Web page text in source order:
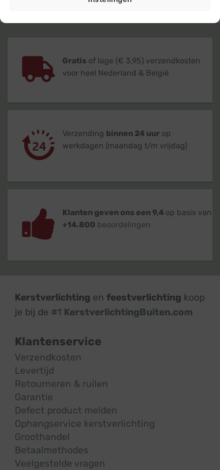
Gratis of lage (€ 3,95) verzendkosten
voor heel Nederland & België
Verzending binnen 24 uur op
werkdagen (maandag t/m vrijdag)
Klanten geven ons een 9,4 op basis van
+14.800 beoordelingen
Kerstverlichting en feestverlichting koop
je bij de #1 KerstverlichtingBuiten.com
Klantenservice
Verzendkosten
Levertijd
Retourneren & ruilen
Garantie
Defect product melden
Ophangservice kerstverlichting
Groothandel
Betaalmethodes
Veelgestelde vragen